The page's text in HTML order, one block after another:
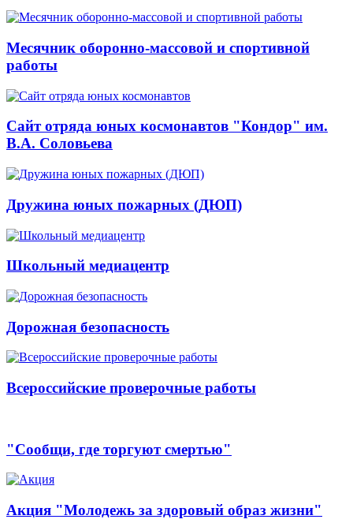
Месячник оборонно-массовой и спортивной
работы
Сайт отряда юных космонавтов "Кондор" им.
В.А. Соловьева
Дружина юных пожарных (ДЮП)
Школьный медиацентр
Дорожная безопасность
Всероссийские проверочные работы
"Сообщи, где торгуют смертью"
Акция "Молодежь за здоровый образ жизни"